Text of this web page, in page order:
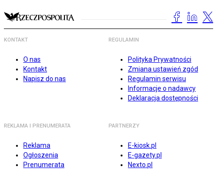
KONTAKT
O nas
Kontakt
Napisz do nas
REGULAMIN
Polityka Prywatności
Zmiana ustawień zgód
Regulamin serwisu
Informacje o nadawcy
Deklaracja dostępności
REKLAMA I PRENUMERATA
Reklama
Ogłoszenia
Prenumerata
PARTNERZY
E-kiosk.pl
E-gazety.pl
Nexto.pl